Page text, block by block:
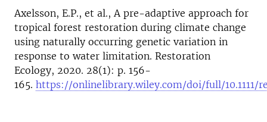
Axelsson, E.P., et al., A pre-adaptive approach for
tropical forest restoration during climate change
using naturally occurring genetic variation in
response to water limitation. Restoration
Ecology, 2020. 28(1): p. 156-
165. https://onlinelibrary.wiley.com/doi/full/10.1111/